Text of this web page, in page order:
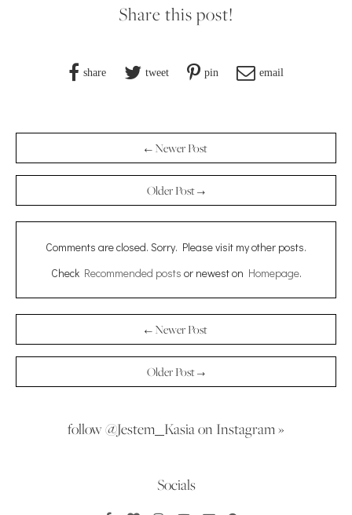
Share this post!
share tweet pin email
← Newer Post
Older Post →
Comments are closed. Sorry. Please visit my other posts.
Check Recommended posts or newest on Homepage.
← Newer Post
Older Post →
follow @Jestem_Kasia on Instagram »
Socials